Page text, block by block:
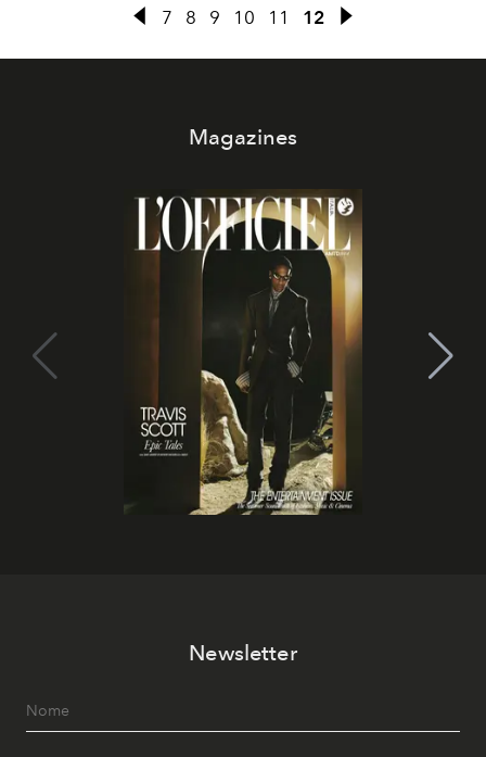
7 8 9 10 11 12
Magazines
Newsletter